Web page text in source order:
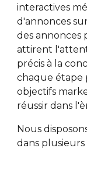
interactives
d'annonces
des annonces
attirent
précis à la
chaque étape
objectifs
réussir dans
Nous
dans plusieurs